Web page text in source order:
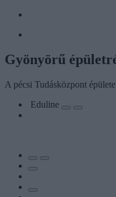
Gyönyörű
A pécsi Tudásközpont
Eduline